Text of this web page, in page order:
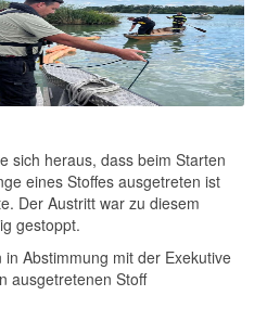
sich heraus, dass beim Starten
eines Stoffes ausgetreten ist
Der Austritt war zu diesem
gestoppt.
Abstimmung mit der Exekutive
ausgetretenen Stoff